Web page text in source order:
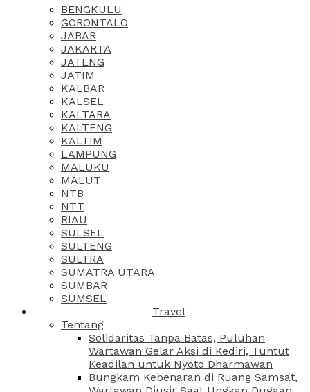
BENGKULU
GORONTALO
JABAR
JAKARTA
JATENG
JATIM
KALBAR
KALSEL
KALTARA
KALTENG
KALTIM
LAMPUNG
MALUKU
MALUT
NTB
NTT
RIAU
SULSEL
SULTENG
SULTRA
SUMATRA UTARA
SUMBAR
SUMSEL
Travel
Tentang
Solidaritas Tanpa Batas, Puluhan
Wartawan Gelar Aksi di Kediri, Tuntut
Keadilan untuk Nyoto Dharmawan
Bungkam Kebenaran di Ruang Samsat,